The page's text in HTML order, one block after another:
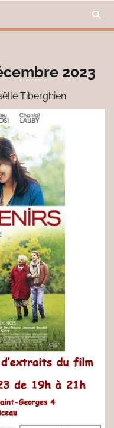
2023
Tiberghien